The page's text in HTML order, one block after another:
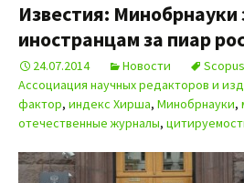
Известия: Минобрнауки
иностранцам за пиар
24.07.2014 Новости Scopus
Ассоциация научных редакторов и
фактор, индекс Хирша, Минобрнауки,
отечественные журналы,